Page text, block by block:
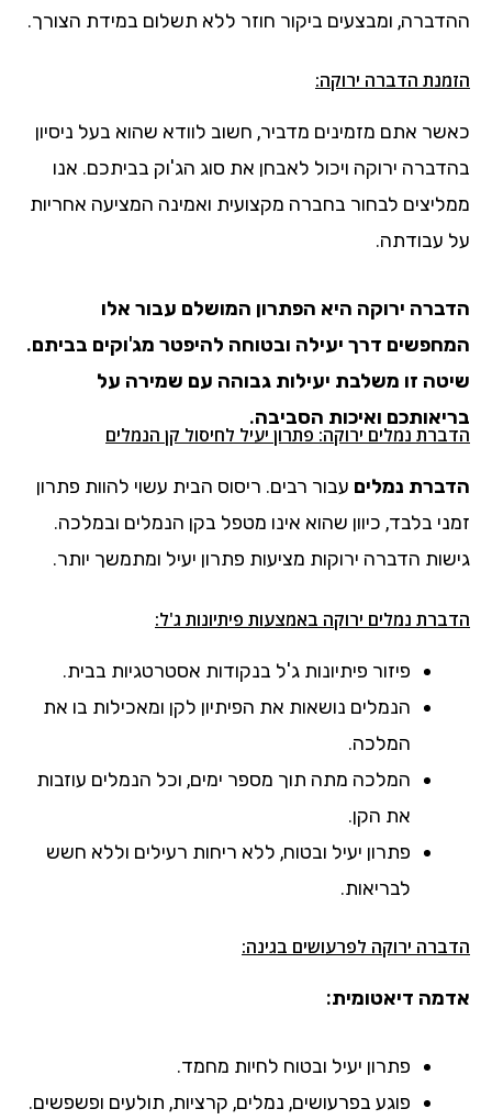
ההדברה, ומבצעים ביקור חוזר ללא תשלום במידת הצורך.
הזמנת הדברה ירוקה:
כאשר אתם מזמינים מדביר, חשוב לוודא שהוא בעל ניסיון
בהדברה ירוקה ויכול לאבחן את סוג הג'וק בביתכם. אנו
ממליצים לבחור בחברה מקצועית ואמינה המציעה אחריות
על עבודתה.
הדברה ירוקה היא הפתרון המושלם עבור אלו
המחפשים דרך יעילה ובטוחה להיפטר מג'וקים בביתם.
שיטה זו משלבת יעילות גבוהה עם שמירה על
בריאותכם ואיכות הסביבה.
הדברת נמלים ירוקה: פתרון יעיל לחיסול קן הנמלים
הדברת נמלים עבור רבים. ריסוס הבית עשוי להוות פתרון
זמני בלבד, כיוון שהוא אינו מטפל בקן הנמלים ובמלכה.
גישות הדברה ירוקות מציעות פתרון יעיל ומתמשך יותר.
הדברת נמלים ירוקה באמצעות פיתיונות ג'ל:
פיזור פיתיונות ג'ל בנקודות אסטרטגיות בבית.
הנמלים נושאות את הפיתיון לקן ומאכילות בו את
המלכה.
המלכה מתה תוך מספר ימים, וכל הנמלים עוזבות
את הקן.
פתרון יעיל ובטוח, ללא ריחות רעילים וללא חשש
לבריאות.
הדברה ירוקה לפרעושים בגינה:
אדמה דיאטומית:
פתרון יעיל ובטוח לחיות מחמד.
פוגע בפרעושים, נמלים, קרציות, תולעים ופשפשים.